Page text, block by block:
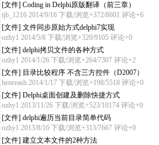
[文件] Coding in Delphi原版翻译（前三章）
tjb_1216 2014/9/16 下载/浏览+372/8601 评论+6
[文件] 文件同步原始方式delphi7实现
ozhy1 2014/5/8 下载/浏览+320/9105 评论+0
[文件] delphi拷贝文件的各种方式
ozhy1 2014/1/26 下载/浏览+264/7307 评论+2
[文件] 目录比较程序 不含三方控件（D2007）
henreash 2014/1/17 下载/浏览+198/5518 评论+0
[文件] Delphi桌面创建及删除快捷方式
ozhy1 2013/11/26 下载/浏览+523/10174 评论+0
[文件] delphi遍历当前目录简单代码
ozhy1 2013/8/16 下载/浏览+313/7667 评论+0
[文件] 建立文本文件的2种方法